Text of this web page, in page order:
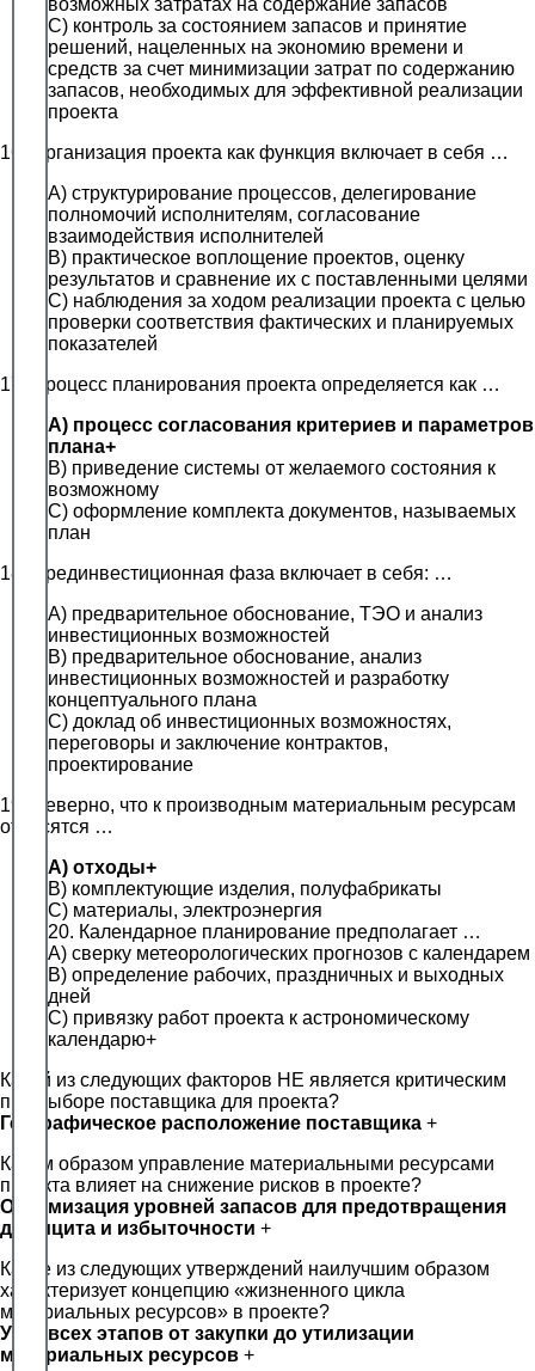
C) контроль за состоянием запасов и принятие
решений, нацеленных на экономию времени и
средств за счет минимизации затрат по содержанию
запасов, необходимых для эффективной реализации
проекта
16. Организация проекта как функция включает в себя …
A) структурирование процессов, делегирование
полномочий исполнителям, согласование
взаимодействия исполнителей
B) практическое воплощение проектов, оценку
результатов и сравнение их с поставленными целями
C) наблюдения за ходом реализации проекта с целью
проверки соответствия фактических и планируемых
показателей
17. Процесс планирования проекта определяется как …
A) процесс согласования критериев и параметров
плана+
B) приведение системы от желаемого состояния к
возможному
C) оформление комплекта документов, называемых
план
18. Прединвестиционная фаза включает в себя: …
A) предварительное обоснование, ТЭО и анализ
инвестиционных возможностей
B) предварительное обоснование, анализ
инвестиционных возможностей и разработку
концептуального плана
C) доклад об инвестиционных возможностях,
переговоры и заключение контрактов,
проектирование
19. Неверно, что к производным материальным ресурсам
относятся …
A) отходы+
B) комплектующие изделия, полуфабрикаты
C) материалы, электроэнергия
20. Календарное планирование предполагает …
A) сверку метеорологических прогнозов с календарем
B) определение рабочих, праздничных и выходных
дней
C) привязку работ проекта к астрономическому
календарю+
Какой из следующих факторов НЕ является критическим
при выборе поставщика для проекта?
Географическое расположение поставщика +
Каким образом управление материальными ресурсами
проекта влияет на снижение рисков в проекте?
Оптимизация уровней запасов для предотвращения
дефицита и избыточности +
Какое из следующих утверждений наилучшим образом
характеризует концепцию «жизненного цикла
материальных ресурсов» в проекте?
Учет всех этапов от закупки до утилизации
материальных ресурсов +